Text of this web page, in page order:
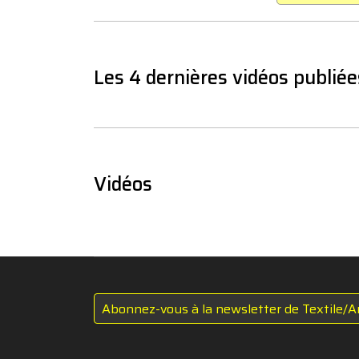
Les 4 dernières vidéos
Vidéos
Abonnez-vous à la newsletter de Textile/